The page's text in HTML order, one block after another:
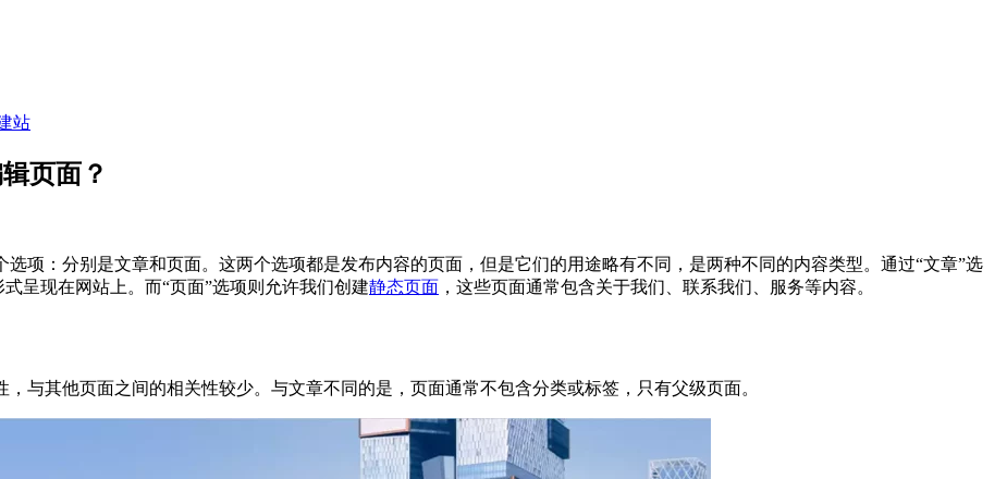
站
页面？
选项：分别是文章和页面。这两个选项都是发布内容的页面，但是它们的用途略有不同，是两种不同的内容类型。通过“文章”选
呈现在网站上。而“页面”选项则允许我们创建静态页面 ，这些页面通常包含关于我们、联系我们、服务等内容。
与其他页面之间的相关性较少。与文章不同的是，页面通常不包含分类或标签，只有父级页面。